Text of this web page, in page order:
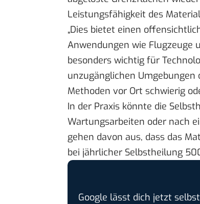
Leistungsfähigkeit des
„Dies bietet einen
Anwendungen wie Flugzeuge
besonders wichtig für
unzugänglichen
Methoden vor Ort schwierig
In der Praxis könnte die
Wartungsarbeiten oder nach
gehen davon aus, dass das
bei jährlicher Selbstheilung
Google lässt dich jetzt